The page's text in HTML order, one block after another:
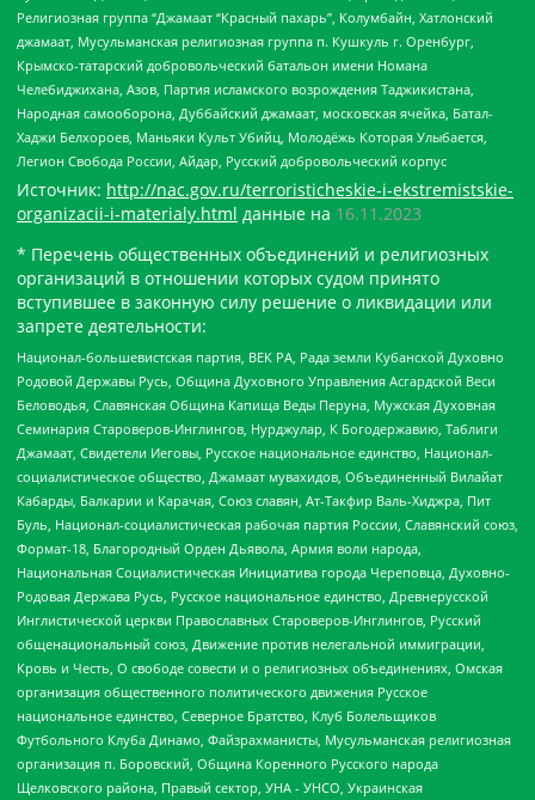
Религиозная группа “Джамаат “Красный пахарь”, Колумбайн, Хатлонский
джамаат, Мусульманская религиозная группа п. Кушкуль г. Оренбург,
Крымско-татарский добровольческий батальон имени Номана
Челебиджихана, Азов, Партия исламского возрождения Таджикистана,
Народная самооборона, Дуббайский джамаат, московская ячейка, Батал-
Хаджи Белхороев, Маньяки Культ Убийц, Молодёжь Которая Улыбается,
Легион Свобода России, Айдар, Русский добровольческий корпус
Источник: http://nac.gov.ru/terroristicheskie-i-ekstremistskie-
organizacii-i-materialy.html данные на 16.11.2023
* Перечень общественных объединений и религиозных
организаций в отношении которых судом принято
вступившее в законную силу решение о ликвидации или
запрете деятельности:
Национал-большевистская партия, ВЕК РА, Рада земли Кубанской Духовно
Родовой Державы Русь, Община Духовного Управления Асгардской Веси
Беловодья, Славянская Община Капища Веды Перуна, Мужская Духовная
Семинария Староверов-Инглингов, Нурджулар, К Богодержавию, Таблиги
Джамаат, Свидетели Иеговы, Русское национальное единство, Национал-
социалистическое общество, Джамаат мувахидов, Объединенный Вилайат
Кабарды, Балкарии и Карачая, Союз славян, Ат-Такфир Валь-Хиджра, Пит
Буль, Национал-социалистическая рабочая партия России, Славянский союз,
Формат-18, Благородный Орден Дьявола, Армия воли народа,
Национальная Социалистическая Инициатива города Череповца, Духовно-
Родовая Держава Русь, Русское национальное единство, Древнерусской
Инглистической церкви Православных Староверов-Инглингов, Русский
общенациональный союз, Движение против нелегальной иммиграции,
Кровь и Честь, О свободе совести и о религиозных объединениях, Омская
организация общественного политического движения Русское
национальное единство, Северное Братство, Клуб Болельщиков
Футбольного Клуба Динамо, Файзрахманисты, Мусульманская религиозная
организация п. Боровский, Община Коренного Русского народа
Щелковского района, Правый сектор, УНА - УНСО, Украинская